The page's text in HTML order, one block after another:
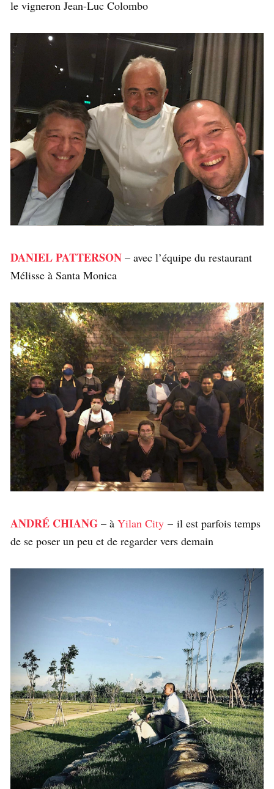
le vigneron Jean-Luc Colombo
DANIEL PATTERSON – avec l’équipe du restaurant
Mélisse à Santa Monica
ANDRÉ CHIANG – à Yilan City – il est parfois temps
de se poser un peu et de regarder vers demain